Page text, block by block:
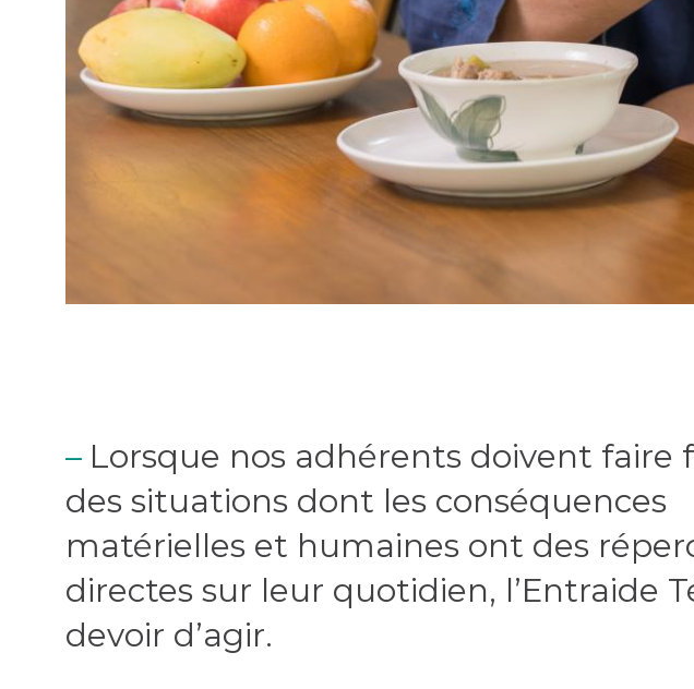
Lorsque nos adhérents doivent faire
des situations dont les conséquences
matérielles et humaines ont des
directes sur leur quotidien, l’Entraide
devoir d’agir.